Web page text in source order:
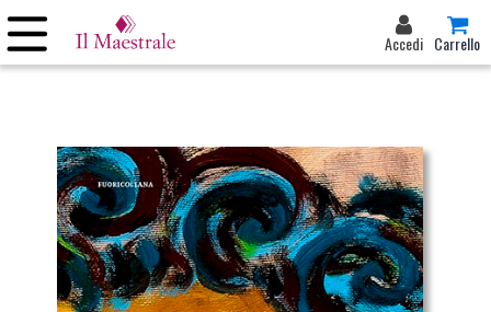
Accedi Carrello